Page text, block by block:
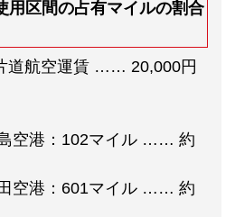
用区間の占有マイルの割合
道航空運賃 …… 20,000円
空港：102マイル …… 約
空港：601マイル …… 約